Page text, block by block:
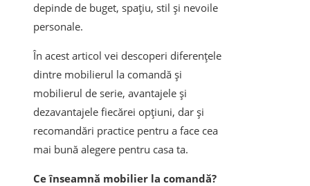
depinde de buget, spațiu, stil și nevoile
personale.
În acest articol vei descoperi diferențele
dintre mobilierul la comandă și
mobilierul de serie, avantajele și
dezavantajele fiecărei opțiuni, dar și
recomandări practice pentru a face cea
mai bună alegere pentru casa ta.
Ce înseamnă mobilier la comandă?